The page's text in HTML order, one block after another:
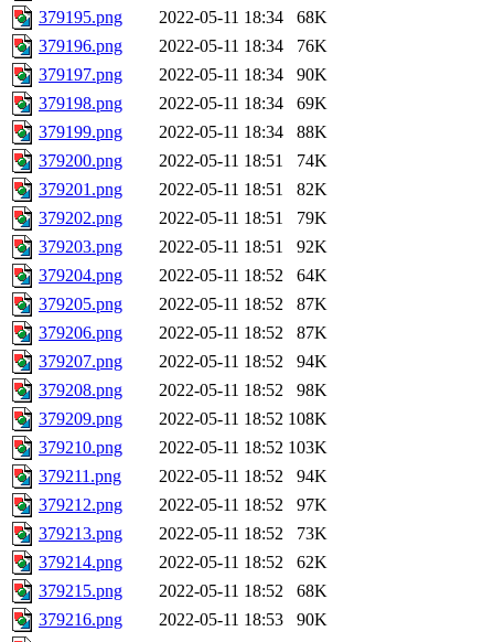
379195.png
2022-05-11 18:34
68K
379196.png
2022-05-11 18:34
76K
379197.png
2022-05-11 18:34
90K
379198.png
2022-05-11 18:34
69K
379199.png
2022-05-11 18:34
88K
379200.png
2022-05-11 18:51
74K
379201.png
2022-05-11 18:51
82K
379202.png
2022-05-11 18:51
79K
379203.png
2022-05-11 18:51
92K
379204.png
2022-05-11 18:52
64K
379205.png
2022-05-11 18:52
87K
379206.png
2022-05-11 18:52
87K
379207.png
2022-05-11 18:52
94K
379208.png
2022-05-11 18:52
98K
379209.png
2022-05-11 18:52 108K
379210.png
2022-05-11 18:52 103K
379211.png
2022-05-11 18:52
94K
379212.png
2022-05-11 18:52
97K
379213.png
2022-05-11 18:52
73K
379214.png
2022-05-11 18:52
62K
379215.png
2022-05-11 18:52
68K
379216.png
2022-05-11 18:53
90K